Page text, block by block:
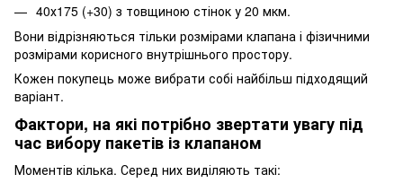
40х175 (+30) з товщиною стінок у 20 мкм.
Вони відрізняються тільки розмірами клапана і фізичними
розмірами корисного внутрішнього простору.
Кожен покупець може вибрати собі найбільш підходящий
варіант.
Фактори, на які потрібно звертати увагу під
час вибору пакетів із клапаном
Моментів кілька. Серед них виділяють такі: